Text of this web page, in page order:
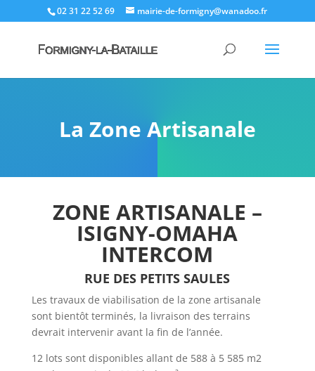
02 31 22 52 69 mairie-de-formigny@wanadoo.fr
La Zone Artisanale
ZONE ARTISANALE –
ISIGNY-OMAHA
INTERCOM
RUE DES PETITS SAULES
Les travaux de viabilisation de la zone artisanale
sont bientôt terminés, la livraison des terrains
devrait intervenir avant la fin de l’année.
12 lots sont disponibles allant de 588 à 5 585 m2